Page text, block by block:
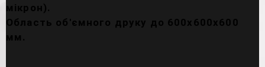
мікрон).
Область об'ємного друку до 600х600х600
мм.